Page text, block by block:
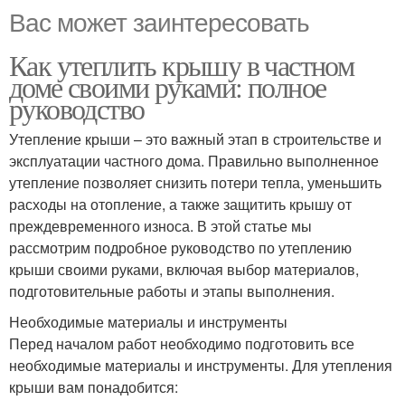
Вас может заинтересовать
Как утеплить крышу в частном
доме своими руками: полное
руководство
Утепление крыши – это важный этап в строительстве и
эксплуатации частного дома. Правильно выполненное
утепление позволяет снизить потери тепла, уменьшить
расходы на отопление, а также защитить крышу от
преждевременного износа. В этой статье мы
рассмотрим подробное руководство по утеплению
крыши своими руками, включая выбор материалов,
подготовительные работы и этапы выполнения.
Необходимые материалы и инструменты
Перед началом работ необходимо подготовить все
необходимые материалы и инструменты. Для утепления
крыши вам понадобится: